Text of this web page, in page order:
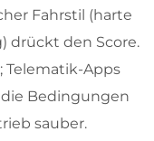
Fahrstil (harte
drückt den Score.
Telematik-Apps
Bedingungen
sauber.